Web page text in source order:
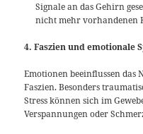
Signale an das Gehirn
nicht mehr vorhandenen
4. Faszien und emotionale
Emotionen beeinflussen das
Faszien. Besonders
Stress können sich im
Verspannungen oder